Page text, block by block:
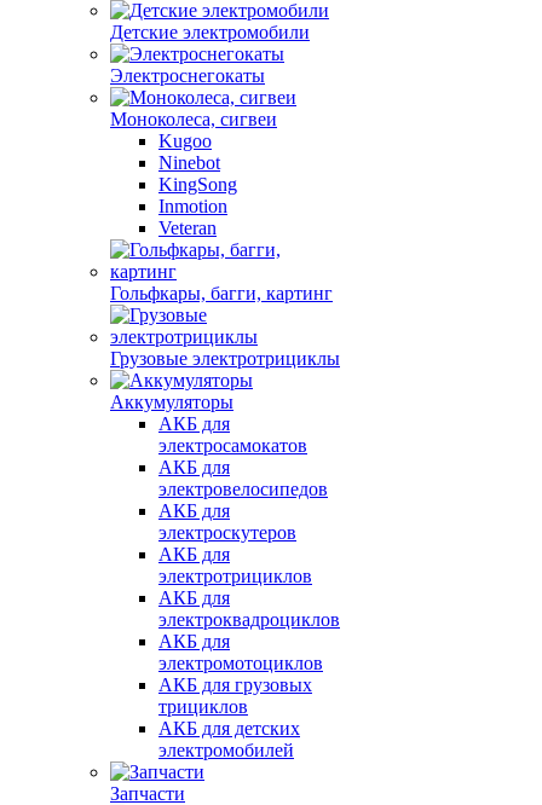
Детские электромобили
Электроснегокаты
Моноколеса, сигвеи
Kugoo
Ninebot
KingSong
Inmotion
Veteran
Гольфкары, багги, картинг
Грузовые электротрициклы
Аккумуляторы
АКБ для
электросамокатов
АКБ для
электровелосипедов
АКБ для
электроскутеров
АКБ для
электротрициклов
АКБ для
электроквадроциклов
АКБ для
электромотоциклов
АКБ для грузовых
трициклов
АКБ для детских
электромобилей
Запчасти